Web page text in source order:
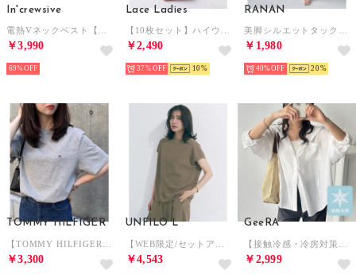
In'crewsive
￥3,990
69%
Lace Ladies
￥2,490
37% 10
RANAN
￥1,980
40% 20
TOMMY HILFIGER
￥3,300
UNFILO L
￥4,543
GeeRA
￥2,999